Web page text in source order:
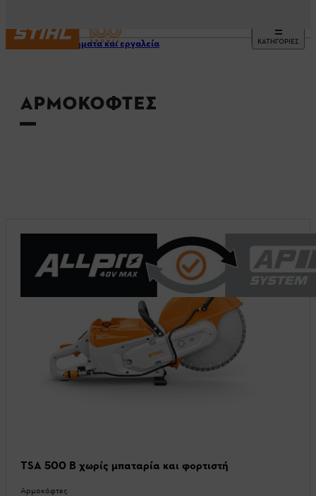
ΚΑΤΗΓΟΡΙΕΣ
Μηχανήματα και εργαλεία
ΑΡΜΟΚΌΦΤΕΣ
TSA 500 B χωρίς μπαταρία και φορτιστή
Αρμοκόφτες